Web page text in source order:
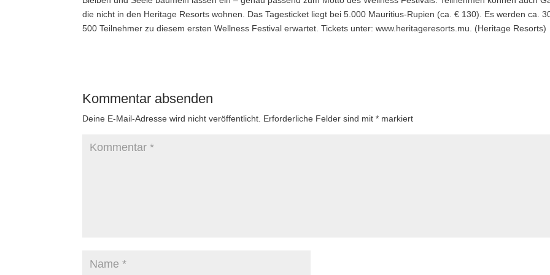
die nicht in den Heritage Resorts wohnen. Das Tagesticket liegt bei 5.000 Mauritius-Rupien (ca. € 130). Es werden ca.
500 Teilnehmer zu diesem ersten Wellness Festival erwartet. Tickets unter: www.heritageresorts.mu. (Heritage Resorts)
Kommentar absenden
Deine E-Mail-Adresse wird nicht veröffentlicht. Erforderliche Felder sind mit* markiert